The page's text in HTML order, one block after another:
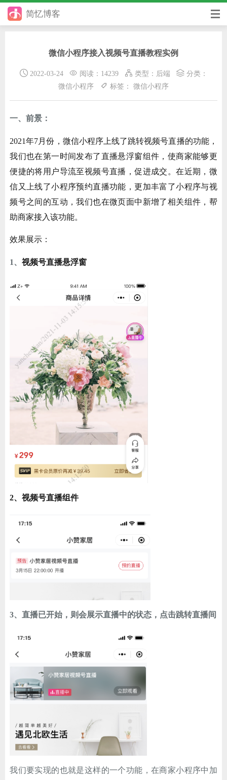
简忆博客
手册
日记
在线工具
优秀个人博客
省钱帮
ChatGPT
微信小程序接入视频号直播教程实例
2022-03-24 阅读：14239 类型： 后端
分类：
微信小程序
标签： 微信小程序
一、前景：
2021年7月份，微信小程序上线了跳转视频号直播的功能，
我们也在第一时间发布了直播悬浮窗组件，使商家能够更
便捷的将用户导流至视频号直播，促进成交。在近期，微
信又上线了小程序预约直播功能，更加丰富了小程序与视
频号之间的互动，我们也在微页面中新增了相关组件，帮
助商家接入该功能。
效果展示：
1、视频号直播悬浮窗
2、视频号直播组件
3、直播已开始，则会展示直播中的状态，点击跳转直播间
我们要实现的也就是这样的一个功能，在商家小程序中加